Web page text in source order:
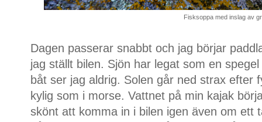
Fisksoppa med inslag av
Dagen passerar snabbt och jag börjar
jag ställt bilen. Sjön har legat som en
båt ser jag aldrig. Solen går ned strax efter
kylig som i morse. Vattnet på min kajak
skönt att komma in i bilen igen även om ett